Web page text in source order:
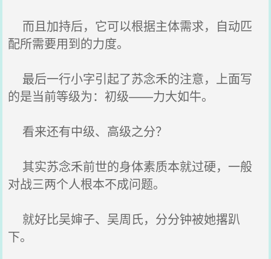
而且加持后，它可以根据主体需求，自动匹
配所需要用到的力度。
最后一行小字引起了苏念禾的注意，上面写
的是当前等级为：初级——力大如牛。
看来还有中级、高级之分？
其实苏念禾前世的身体素质本就过硬，一般
对战三两个人根本不成问题。
就好比吴婶子、吴周氏，分分钟被她撂趴
下。